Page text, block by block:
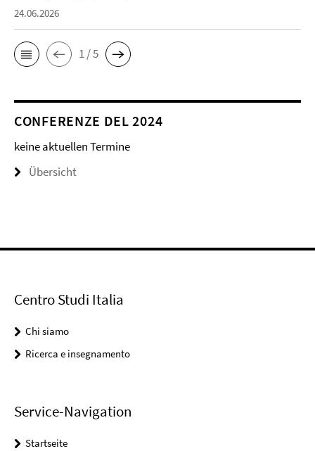
24.06.2026
1 / 5
CONFERENZE DEL 2024
keine aktuellen Termine
Übersicht
Centro Studi Italia
Chi siamo
Ricerca e insegnamento
Service-Navigation
Startseite